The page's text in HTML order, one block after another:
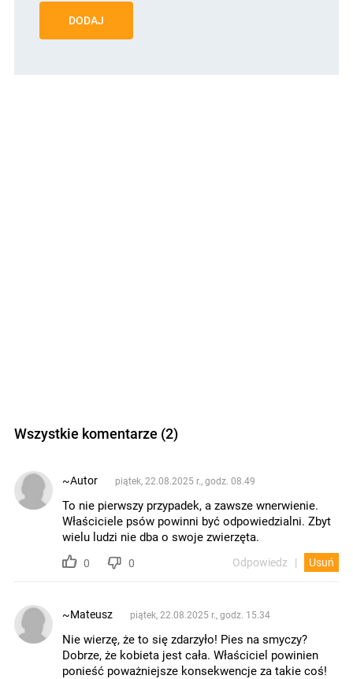
DODAJ
Wszystkie komentarze (2)
~Autor piątek, 22.08.2025 r., godz. 08.49
To nie pierwszy przypadek, a zawsze wnerwienie.
Właściciele psów powinni być odpowiedzialni. Zbyt
wielu ludzi nie dba o swoje zwierzęta.
0 0 Odpowiedz Usuń
~Mateusz piątek, 22.08.2025 r., godz. 15.34
Nie wierzę, że to się zdarzyło! Pies na smyczy?
Dobrze, że kobieta jest cała. Właściciel powinien
ponieść poważniejsze konsekwencje za takie coś!